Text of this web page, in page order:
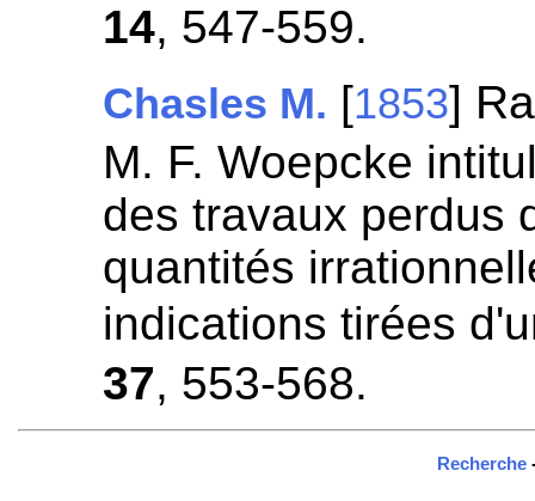
14, 547-559.
Chasles M. [1853]
M. F. Woepcke
des travaux perdus
quantités
indications tirées
37, 553-568.
Recherche